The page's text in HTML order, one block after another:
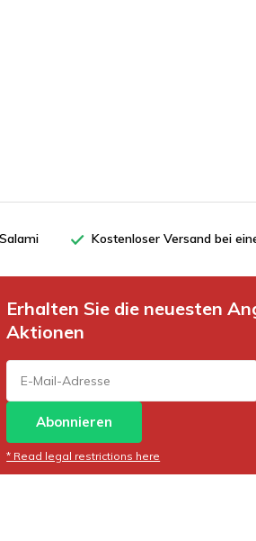
Kostenloser Versand bei
Erhalten Sie die neuesten
Aktionen
Abonnieren
* Read legal restrictions here